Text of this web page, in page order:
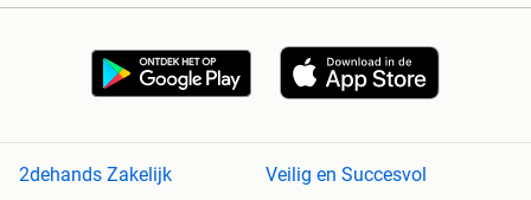
2dehands Zakelijk
Veilig en Succesvol